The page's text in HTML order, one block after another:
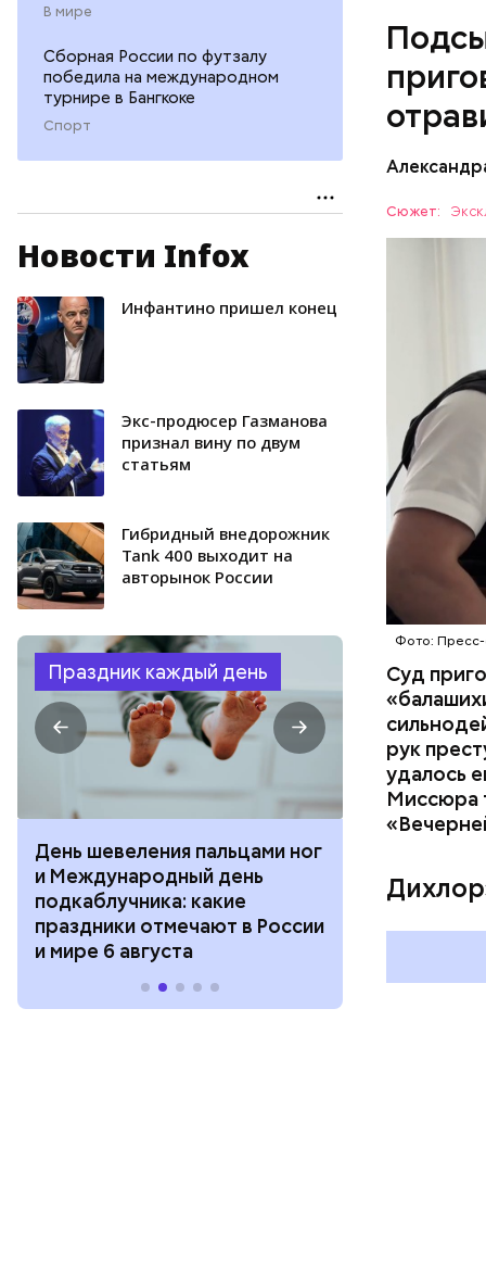
В мире
Сборная России по футзалу
победила на международном
турнире в Бангкоке
Спорт
Новости Infox
Инфантино пришел конец
Экс-продюсер Газманова
признал вину по двум
статьям
Гибридный внедорожник
Tank 400 выходит на
авторынок России
Праздник каждый день
День шевеления пальцами ног
и Международный день
подкаблучника: какие
праздники отмечают в России
и мире 6 августа
горизонта и
курсанта:
отмечают в
Сюжет:
Фото: Пресс-
Суд
рук
удалось
Миссюра
Все
изъятой
Видео: